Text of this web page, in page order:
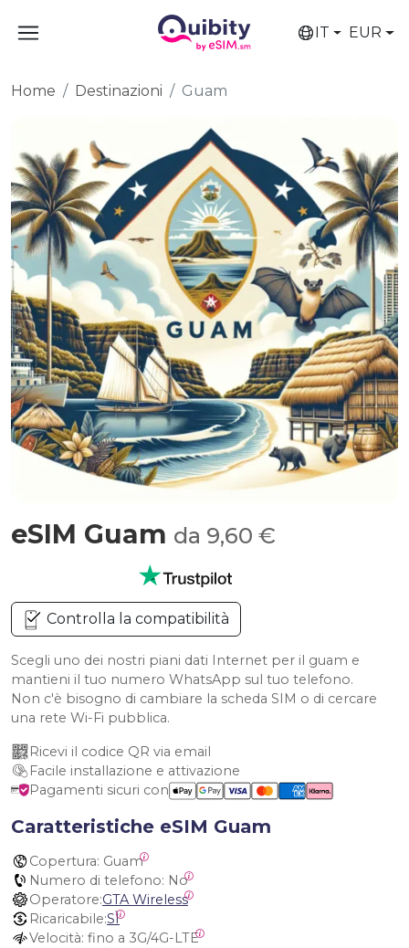
IT EUR
Home Destinazioni Guam
eSIM Guam da 9,60 €
Controlla la compatibilità
Scegli uno dei nostri piani dati Internet per il guam e
mantieni il tuo numero WhatsApp sul tuo telefono.
Non c'è bisogno di cambiare la scheda SIM o di cercare
una rete Wi-Fi pubblica.
Ricevi il codice QR via email
Facile installazione e attivazione
Pagamenti sicuri con
Caratteristiche eSIM Guam
Copertura: Guam
Numero di telefono: No
Operatore:GTA Wireless
Ricaricabile:SÌ
Velocità: fino a 3G/4G-LTE